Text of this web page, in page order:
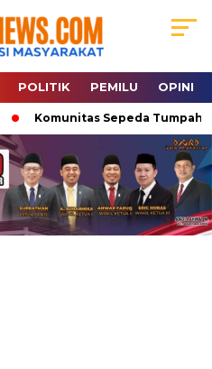
POLITIK PEMILU OPINI
Komunitas Sepeda Tumpah